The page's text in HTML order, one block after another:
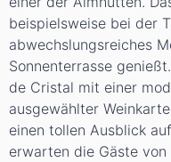
beispielsweise bei der
abwechslungsreiches
Sonnenterrasse
de Cristal mit einer
ausgewählter
einen tollen Ausblick
erwarten die Gäste